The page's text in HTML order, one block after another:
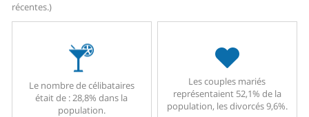
récentes.)
Le nombre de célibataires
était de : 28,8% dans la
population.
Les couples mariés
représentaient 52,1% de la
population, les divorcés 9,6%.